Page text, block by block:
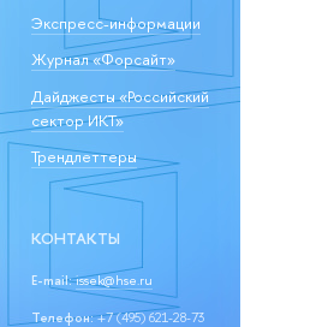
Экспресс-информации
Журнал «Форсайт»
Дайджесты «Российский
сектор ИКТ»
Трендлеттеры
КОНТАКТЫ
E-mail:issek@hse.ru
Телефон:+7 (495) 621-28-73